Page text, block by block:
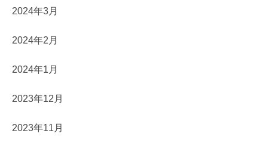
2024年3月
2024年2月
2024年1月
2023年12月
2023年11月